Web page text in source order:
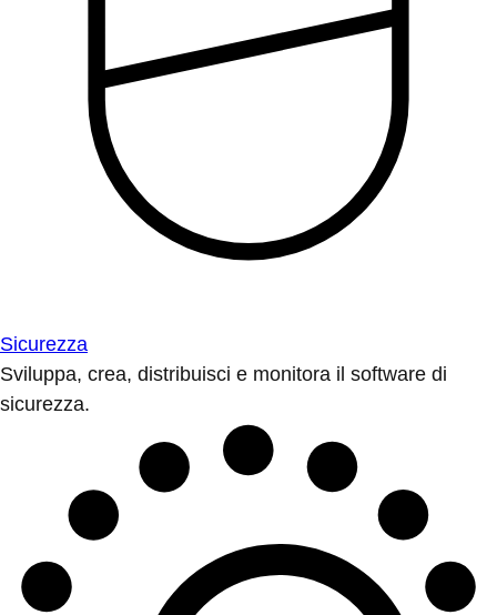
Sicurezza
Sviluppa, crea, distribuisci e monitora il software di
sicurezza.